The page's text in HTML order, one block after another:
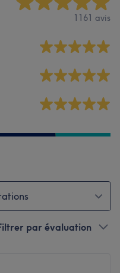
1161 avis
par évaluation